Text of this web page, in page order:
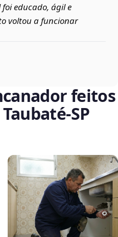
foi educado, ágil e
voltou a funcionar
feitos